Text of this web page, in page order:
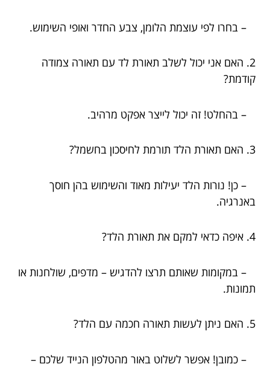
– בחרו לפי עוצמת הלומן, צבע החדר ואופי השימוש.
2. האם אני יכול לשלב תאורת לד עם תאורה צמודה
קודמת?
– בהחלט! זה יכול לייצר אפקט מרהיב.
3. האם תאורת הלד תורמת לחיסכון בחשמל?
– כן! נורות הלד יעילות מאוד והשימוש בהן חוסך
באנרגיה.
4. איפה כדאי למקם את תאורת הלד?
– במקומות שאותם תרצו להדגיש – מדפים, שולחנות או
תמונות.
5. האם ניתן לעשות תאורה חכמה עם הלד?
– כמובן! אפשר לשלוט באור מהטלפון הנייד שלכם –